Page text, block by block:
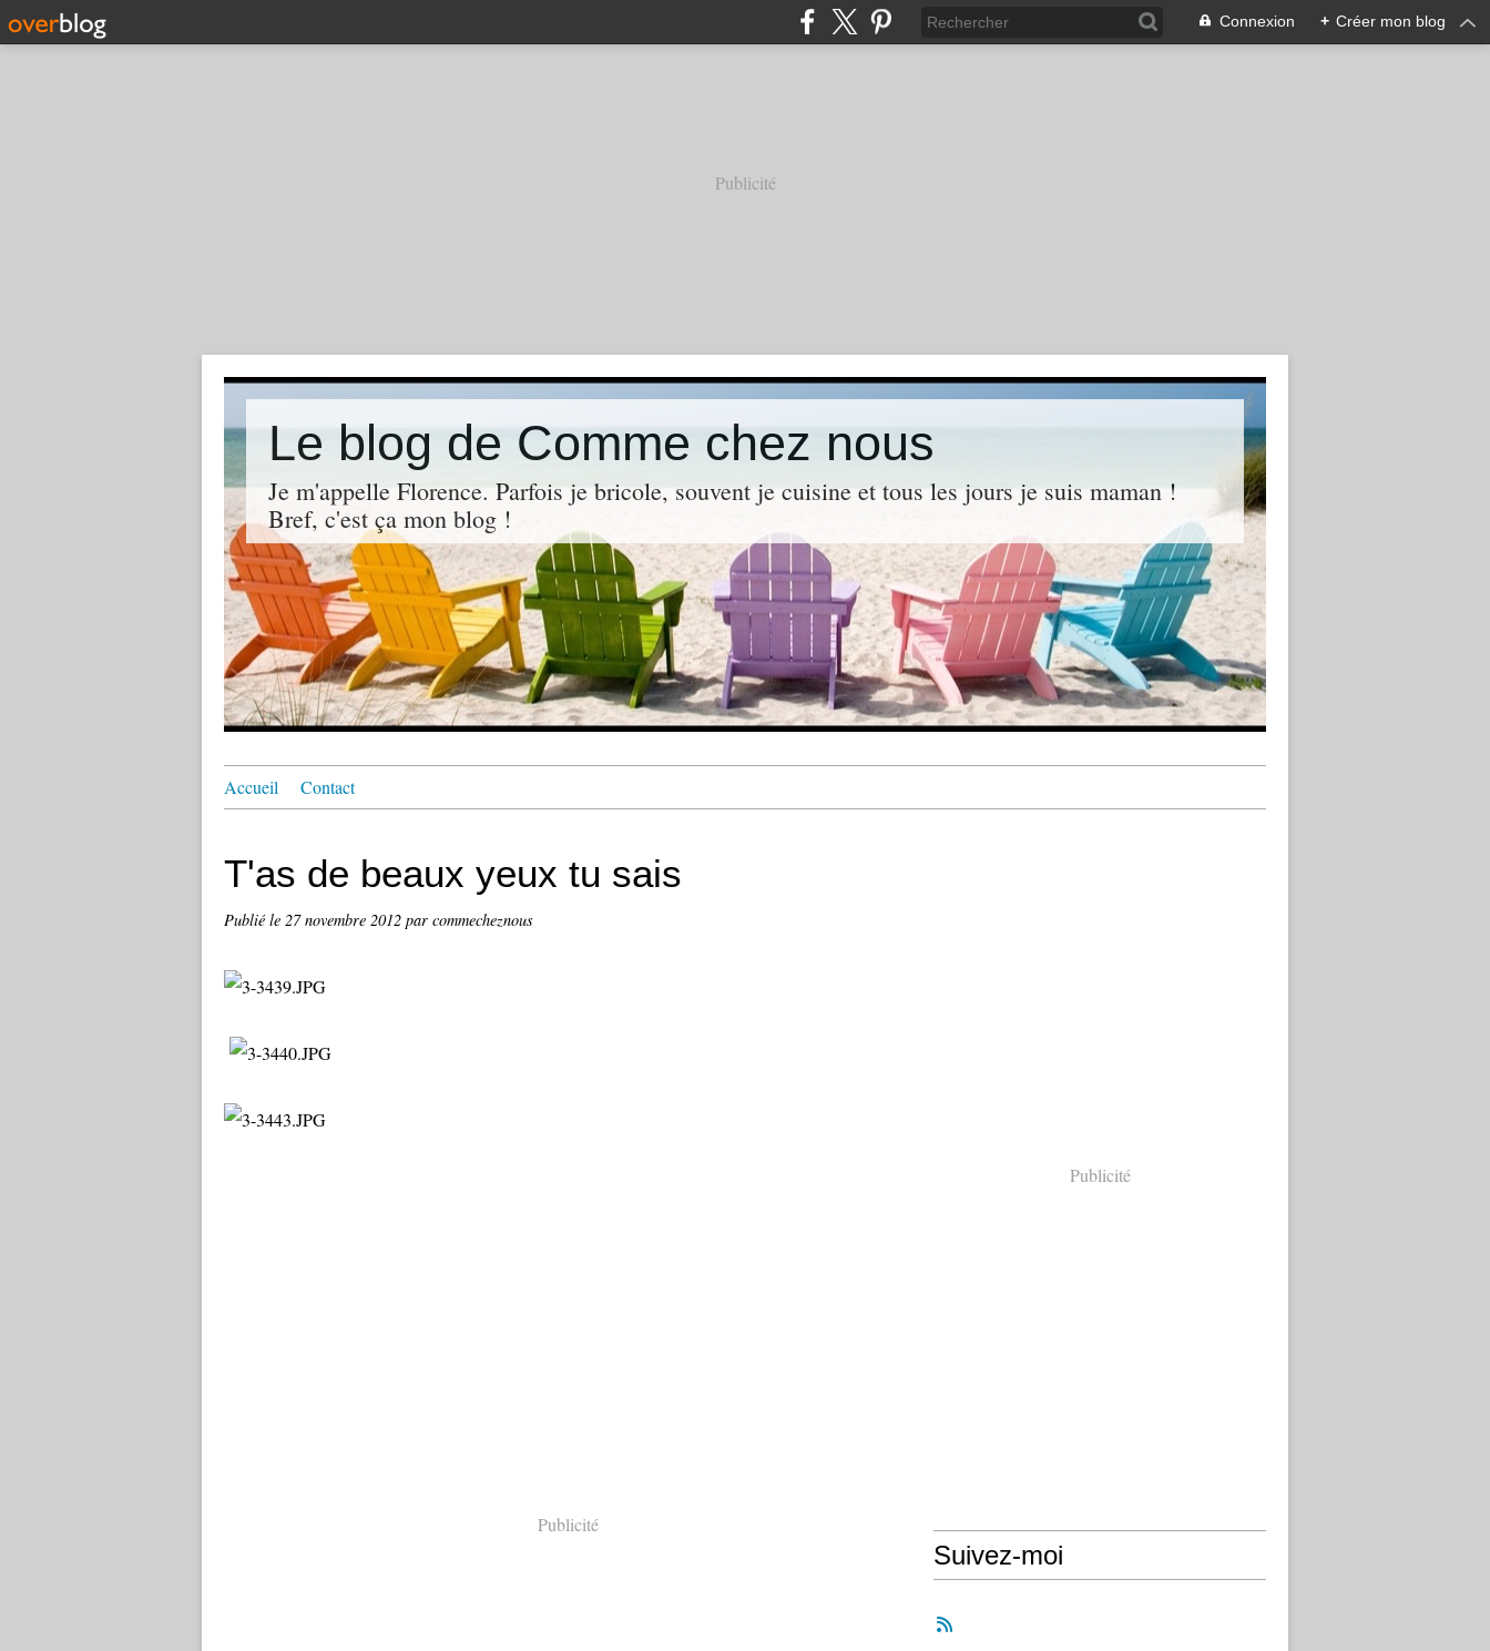
Connexion + Créer mon blog
Publicité
Le blog de Comme chez nous
Je m'appelle Florence. Parfois je bricole, souvent je cuisine et tous les jours je suis maman !
Bref, c'est ça mon blog !
Accueil Contact
T'as de beaux yeux tu sais
Publié le 27 novembre 2012 par commecheznous
Publicité
Publicité
Suivez-moi